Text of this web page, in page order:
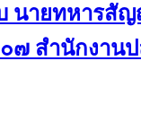
นายทหารสั
๗ สำนักงาน